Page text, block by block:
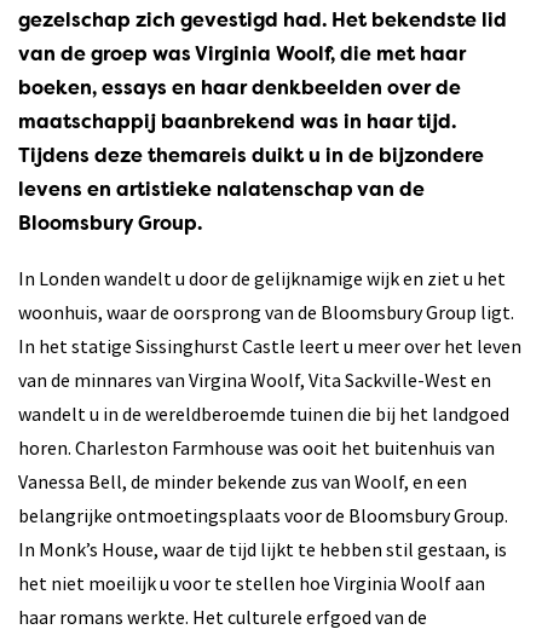
gezelschap zich gevestigd had. Het bekendste lid
van de groep was Virginia Woolf, die met haar
boeken, essays en haar denkbeelden over de
maatschappij baanbrekend was in haar tijd.
Tijdens deze themareis duikt u in de bijzondere
levens en artistieke nalatenschap van de
Bloomsbury Group.
In Londen wandelt u door de gelijknamige wijk en ziet u het
woonhuis, waar de oorsprong van de Bloomsbury Group ligt.
In het statige Sissinghurst Castle leert u meer over het leven
van de minnares van Virgina Woolf, Vita Sackville-West en
wandelt u in de wereldberoemde tuinen die bij het landgoed
horen. Charleston Farmhouse was ooit het buitenhuis van
Vanessa Bell, de minder bekende zus van Woolf, en een
belangrijke ontmoetingsplaats voor de Bloomsbury Group.
In Monk’s House, waar de tijd lijkt te hebben stil gestaan, is
het niet moeilijk u voor te stellen hoe Virginia Woolf aan
haar romans werkte. Het culturele erfgoed van de